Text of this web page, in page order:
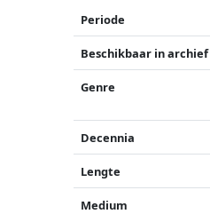
Periode
Beschikbaar in archief
Genre
Decennia
Lengte
Medium